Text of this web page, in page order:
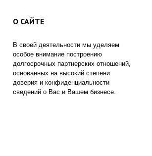
О САЙТЕ
В своей деятельности мы уделяем
особое внимание построению
долгосрочных партнерских отношений,
основанных на высокий степени
доверия и конфиденциальности
сведений о Вас и Вашем бизнесе.